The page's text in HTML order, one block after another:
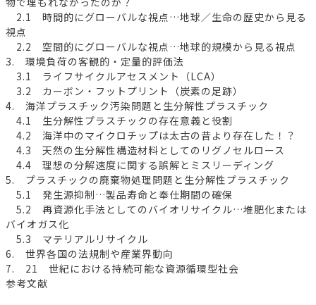
2.1 時間的にグローバルな視点…地球／生命の歴史から見る
視点
2.2 空間的にグローバルな視点…地球的規模から見る視点
3. 環境負荷の客観的・定量的評価法
3.1 ライフサイクルアセスメント（LCA）
3.2 カーボン・フットプリント（炭素の足跡）
4. 海洋プラスチック汚染問題と生分解性プラスチック
4.1 生分解性プラスチックの存在意義と役割
4.2 海洋中のマイクロチップは太古の昔より存在した！？
4.3 天然の生分解性構造材料としてのリグノセルロース
4.4 理想の分解速度に関する誤解とミスリーディング
5. プラスチックの廃棄物処理問題と生分解性プラスチック
5.1 発生源抑制…製品寿命と奉仕期間の確保
5.2 再資源化手法としてのバイオリサイクル…堆肥化または
バイオガス化
5.3 マテリアルリサイクル
6. 世界各国の法規制や産業界動向
7. 21 世紀における持続可能な資源循環型社会
参考文献